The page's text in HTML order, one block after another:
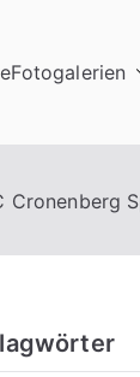
Fotogalerien
Cronenberg